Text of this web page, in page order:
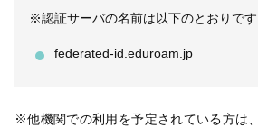
※認証サーバの名前は以下のとおりです
federated-id.eduroam.jp
※他機関での利用を予定されている方は